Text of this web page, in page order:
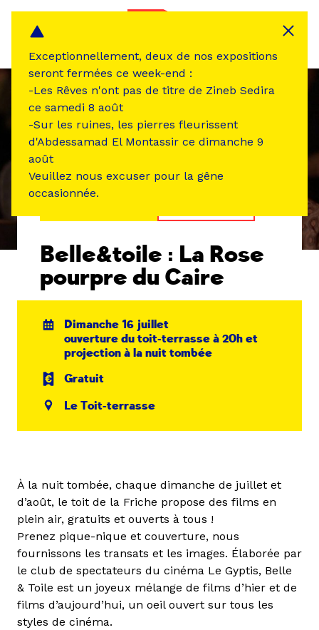
Belle&toile : La Rose
pourpre du Caire
Dimanche 16 juillet
ouverture du toit-terrasse à 20h et
projection à la nuit tombée
Gratuit
Le Toit-terrasse
À la nuit tombée, chaque dimanche de juillet et
d’août, le toit de la Friche propose des films en
plein air, gratuits et ouverts à tous !
Prenez pique-nique et couverture, nous
fournissons les transats et les images. Élaborée par
le club de spectateurs du cinéma Le Gyptis, Belle
& Toile est un joyeux mélange de films d’hier et de
films d’aujourd’hui, un oeil ouvert sur tous les
styles de cinéma.
Exceptionnellement, deux de nos expositions
seront fermées ce week-end :
-Les Rêves n'ont pas de titre de Zineb Sedira
ce samedi 8 août
-Sur les ruines, les pierres fleurissent
d'Abdessamad El Montassir ce dimanche 9
août
Veuillez nous excuser pour la gêne
occasionnée.
Panneau de gestion des cookies